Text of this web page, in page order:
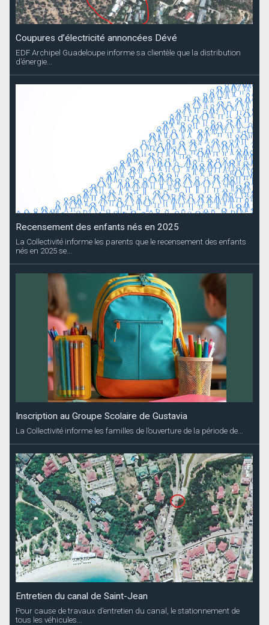
Coupures d’électricité annoncées Dévé
EDF Archipel Guadeloupe informe sa clientèle que la distribution
d’énergie...
Recensement des enfants nés en 2025
La Collectivité informe les parents que le recensement des enfants
nés en 2025 se...
Inscription au Groupe Scolaire de Gustavia
La Collectivité informe les familles de l’ouverture de la période de...
Entretien du canal de Saint-Jean
Pour cause de travaux d’entretien du canal, le stationnement de
tous les véhicules...